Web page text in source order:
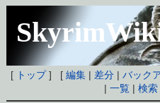
[ トップ] [編集 | 差分 |バック
|一覧 |検索